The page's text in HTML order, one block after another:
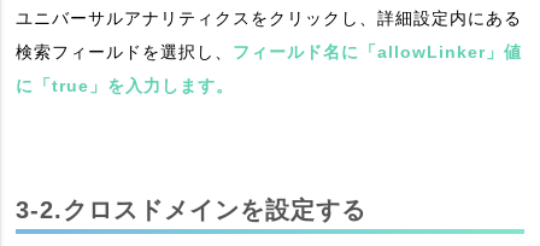
ユニバーサルアナリティクスをクリックし、詳細設定内にある
検索フィールドを選択し、 フィールド名に「allowLinker」値
に「true」を入力します。
3-2.クロスドメインを設定する